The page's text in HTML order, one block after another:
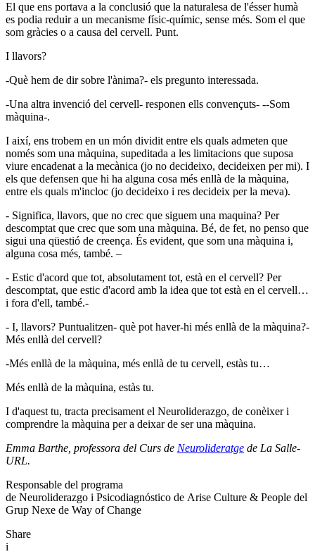
El que ens portava a la conclusió que la naturalesa de l'ésser humà
es podia reduir a un mecanisme físic-químic, sense més. Som el que
som gràcies o a causa del cervell. Punt.
I llavors?
-Què hem de dir sobre l'ànima?- els pregunto interessada.
-Una altra invenció del cervell- responen ells convençuts- --Som
màquina-.
I així, ens trobem en un món dividit entre els quals admeten que
només som una màquina, supeditada a les limitacions que suposa
viure encadenat a la mecànica (jo no decideixo, decideixen per mi). I
els que defensen que hi ha alguna cosa més enllà de la màquina,
entre els quals m'incloc (jo decideixo i res decideix per la meva).
- Significa, llavors, que no crec que siguem una maquina? Per
descomptat que crec que som una màquina. Bé, de fet, no penso que
sigui una qüestió de creença. És evident, que som una màquina i,
alguna cosa més, també. –
- Estic d'acord que tot, absolutament tot, està en el cervell? Per
descomptat, que estic d'acord amb la idea que tot està en el cervell…
i fora d'ell, també.-
- I, llavors? Puntualitzen- què pot haver-hi més enllà de la màquina?-
Més enllà del cervell?
-Més enllà de la màquina, més enllà de tu cervell, estàs tu…
Més enllà de la màquina, estàs tu.
I d'aquest tu, tracta precisament el Neuroliderazgo, de conèixer i
comprendre la màquina per a deixar de ser una màquina.
Emma Barthe, professora del Curs de Neurolideratge de La Salle-
URL.
Responsable del programa
de Neuroliderazgo i Psicodiagnóstico de Arise Culture & People del
Grup Nexe de Way of Change
Share
i